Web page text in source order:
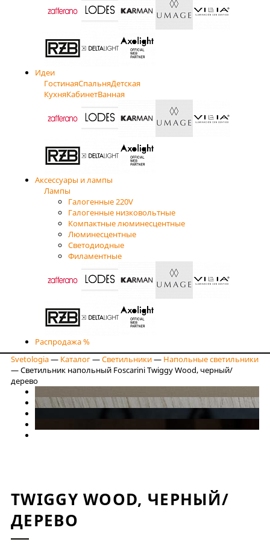
Идеи
ГостинаяСпальняДетская
КухняКабинетВанная
Аксессуары и лампы
Лампы
Галогенные 220V
Галогенные низковольтные
Компактные люминесцентные
Люминесцентные
Светодиодные
Филаментные
Распродажа %
Svetologia— Каталог—Светильники— Напольные светильники
—Светильник напольный Foscarini Twiggy Wood, черный/
дерево
TWIGGY WOOD, ЧЕРНЫЙ/
ДЕРЕВО